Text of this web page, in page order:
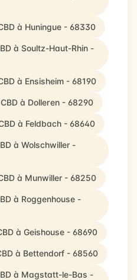
à Huningue - 68330
à Soultz-Haut-Rhin -
à Ensisheim - 68190
à Dolleren - 68290
à Feldbach - 68640
à Wolschwiller -
à Munwiller - 68250
à Roggenhouse -
à Geishouse - 68690
à Bettendorf - 68560
à Magstatt-le-Bas -